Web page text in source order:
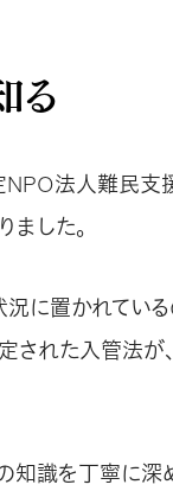
る
法人難民支
ました。
況に置かれてい
された入管法が
識を丁寧に深